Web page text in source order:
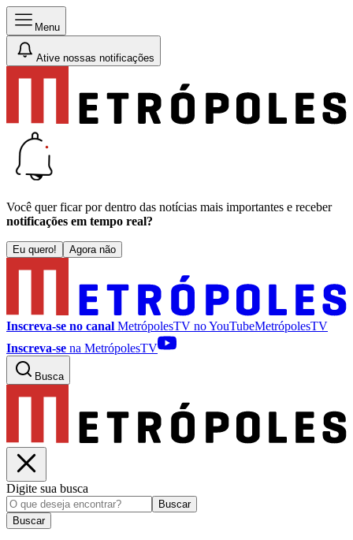
Menu
Ative nossas notificações
Você quer ficar por dentro das notícias mais importantes e receber
notificações em tempo real?
Eu quero! Agora não
Inscreva-se no canal MetrópolesTV noYouTubeMetrópolesTV
Inscreva-se na MetrópolesTV
Busca
Digite sua busca
Buscar
Buscar